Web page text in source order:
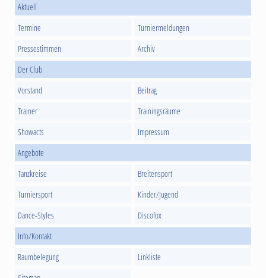
Aktuell
Termine
Turniermeldungen
Pressestimmen
Archiv
Der Club
Vorstand
Beitrag
Trainer
Trainingsräume
Showacts
Impressum
Angebote
Tanzkreise
Breitensport
Turniersport
Kinder/Jugend
Dance-Styles
Discofox
Info/Kontakt
Raumbelegung
Linkliste